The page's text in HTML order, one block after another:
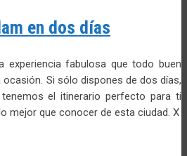
en dos días
experiencia fabulosa que todo buen
ocasión. Si sólo dispones de dos días,
el itinerario perfecto para ti
mejor que conocer de esta ciudad. X